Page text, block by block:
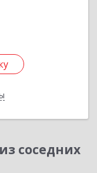
соседних